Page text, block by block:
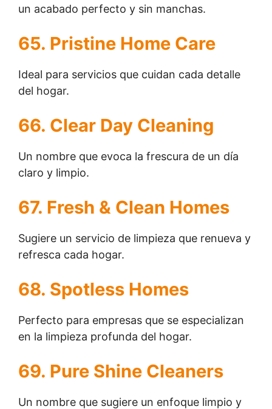
un acabado perfecto y sin manchas.
65. Pristine Home Care
Ideal para servicios que cuidan cada detalle
del hogar.
66. Clear Day Cleaning
Un nombre que evoca la frescura de un día
claro y limpio.
67. Fresh & Clean Homes
Sugiere un servicio de limpieza que renueva y
refresca cada hogar.
68. Spotless Homes
Perfecto para empresas que se especializan
en la limpieza profunda del hogar.
69. Pure Shine Cleaners
Un nombre que sugiere un enfoque limpio y